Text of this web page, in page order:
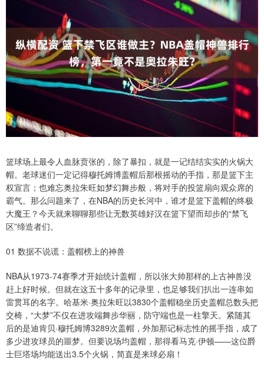
篮球场上最令人血脉贲张的，除了暴扣，就是一记结结实实的火锅大
帽。老球迷们一定记得穆托姆博盖帽后那根摇动的手指，那是篮下主
权宣言；也难忘奥拉朱旺如梦幻舞步般，将对手的投篮扇向观众席的
霸气。那么问题来了，在NBA的历史长河中，谁才是篮下盖帽的终极
大魔王？今天就来聊聊那些让无数英雄好汉在篮下望而却步的“禁飞
区”缔造者们。
01 数据不说谎：盖帽榜上的神兽
NBA从1973-74赛季才开始统计盖帽，所以张大帅那样的上古神兽没
赶上好时候。但就在这五十多年的记录里，也足够我们扒出一连串如
雷贯耳的名字。哈基米·奥拉朱旺以3830个盖帽稳坐历史盖帽总数头把
交椅，“大梦”不仅在进攻端舞步华丽，防守端也是一柱擎天。紧随其
后的是迪肯贝·穆托姆博3289次盖帽，外加那记标志性的摇手指，成了
多少进攻球员的噩梦。但要说场均盖帽，那得看马克·伊顿——这位爵
士巨塔场均能送出3.5个火锅，简直是来球必扇！